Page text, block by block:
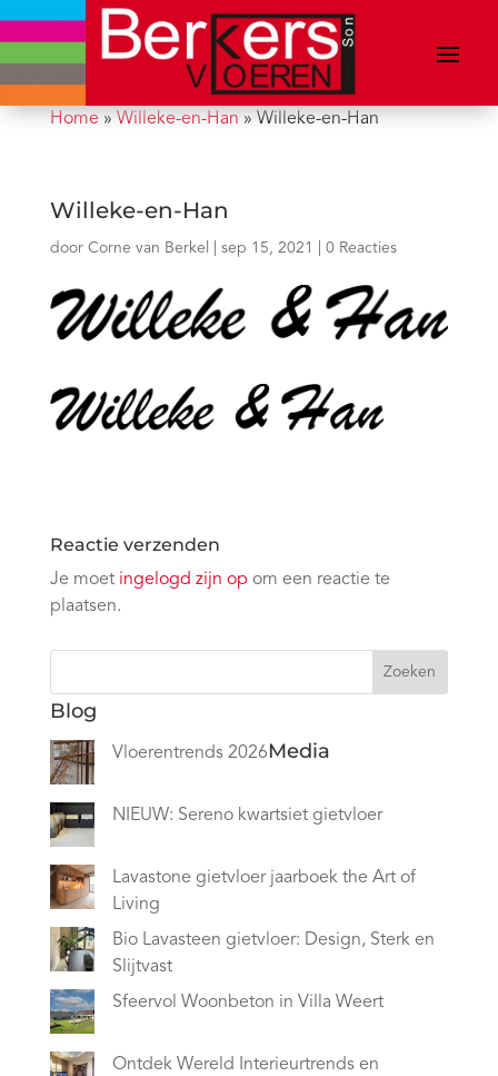
Home» Willeke-en-Han » Willeke-en-Han
Willeke-en-Han
door Corne van Berkel sep 15, 2021 0 Reacties
Reactie verzenden
Je moet ingelogd zijn op om een reactie te
plaatsen.
Zoeken
Blog
Vloerentrends 2026
NIEUW: Sereno kwartsiet gietvloer
Lavastone gietvloer jaarboek the Art of
Living
Bio Lavasteen gietvloer: Design, Sterk en
Slijtvast
Sfeervol Woonbeton in Villa Weert
Ontdek Wereld Interieurtrends en
Media